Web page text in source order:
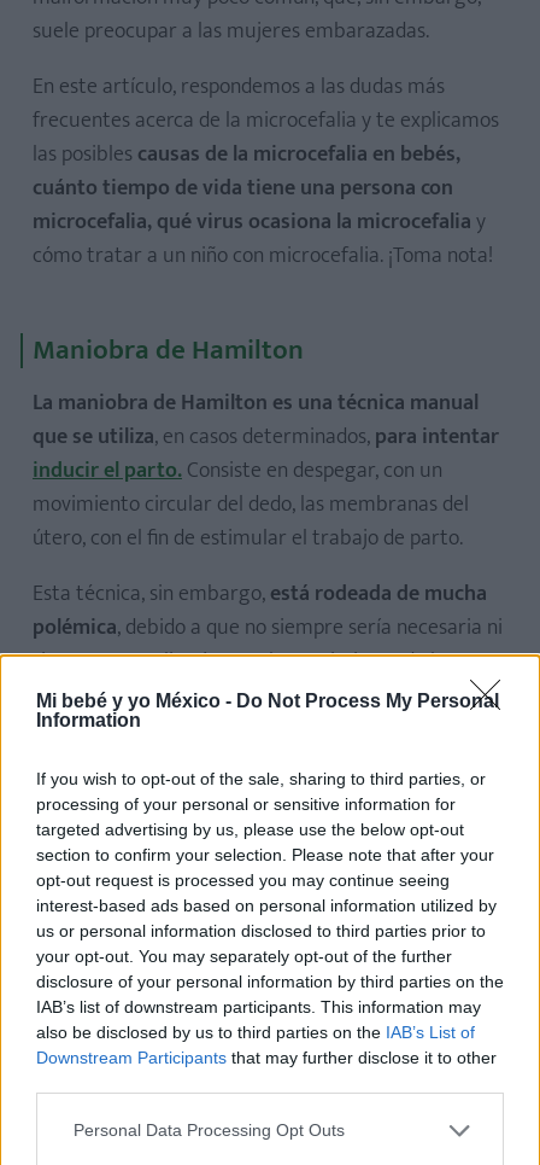
Mi bebé y yo México - Do Not Process My Personal
Information
If you wish to opt-out of the sale, sharing to third parties, or
processing of your personal or sensitive information for
targeted advertising by us, please use the below opt-out
section to confirm your selection. Please note that after your
opt-out request is processed you may continue seeing
interest-based ads based on personal information utilized by
us or personal information disclosed to third parties prior to
your opt-out. You may separately opt-out of the further
disclosure of your personal information by third parties on the
IAB’s list of downstream participants. This information may
also be disclosed by us to third parties on the IAB’s List of
Downstream Participants that may further disclose it to other
Personal Data Processing Opt Outs
suele preocupar a las mujeres embarazadas.
En este artículo, respondemos a las dudas más
frecuentes acerca de la microcefalia y te explicamos
las posibles causas de la microcefalia en bebés,
cuánto tiempo de vida tiene una persona con
microcefalia, qué virus ocasiona la microcefaliay
cómo tratar a un niño con microcefalia. ¡Toma nota!
Maniobra de Hamilton
La maniobra de Hamilton es una técnica manual
que se utiliza, en casos determinados,para intentar
inducir el parto.Consiste en despegar, con un
movimiento circular del dedo, las membranas del
útero, con el fin de estimular el trabajo de parto.
Esta técnica, sin embargo,está rodeada de mucha
polémica, debido a que no siempre sería necesaria ni
siempre se realizaría con el conocimiento de la
mamá.
en hacer efecto la maniobra de Hamilton, qué pasa
después de la maniobra de Hamilton, cuáles son
sus riesgosy cómo se hace la maniobra de Hamilton,
paso a paso.
Reposo relativo y absoluto en el
embarazo
En algunos casos, para preservar la salud del
futuro bebé, es necesario que la embarazada
guarde reposo.Este reposo, sin embargo, al no ser